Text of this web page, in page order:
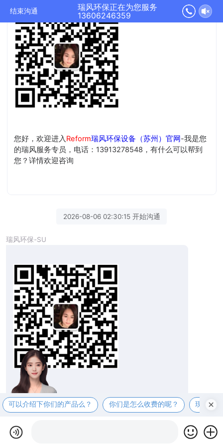
结束沟通
瑞风环保正在为您服务
13606246359
您好，欢迎进入Reform瑞风环保设备（苏州）官网-我是您
的瑞风服务专员，电话：13913278548，有什么可以帮到
您？详情欢迎咨询
2026-08-06 02:30:15 开始沟通
瑞风环保-SU
您好，欢迎进入Reform 瑞风环保设备（苏州）官
网-我是您的瑞风服务专员，电话：1391327854
8，有什么可以帮到您？详情欢迎咨询
可以介绍下你们的产品么？ 你们是怎么收费的呢？ 现在有